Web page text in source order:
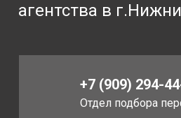
Отдел подбора
+7 (909) 294-
агентства в